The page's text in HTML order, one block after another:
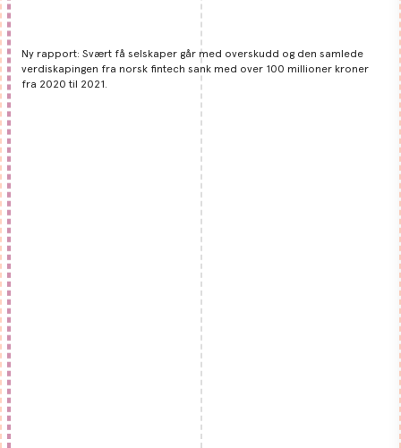
Ny rapport: Svært få selskaper går med overskudd og den samlede
verdiskapingen fra norsk fintech sank med over 100 millioner kroner
fra 2020 til 2021.